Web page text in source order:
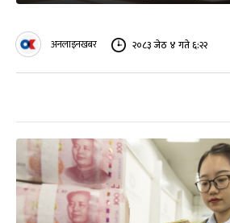
अनलाइनखबर २०८३ जेठ ४ गते ६:२२